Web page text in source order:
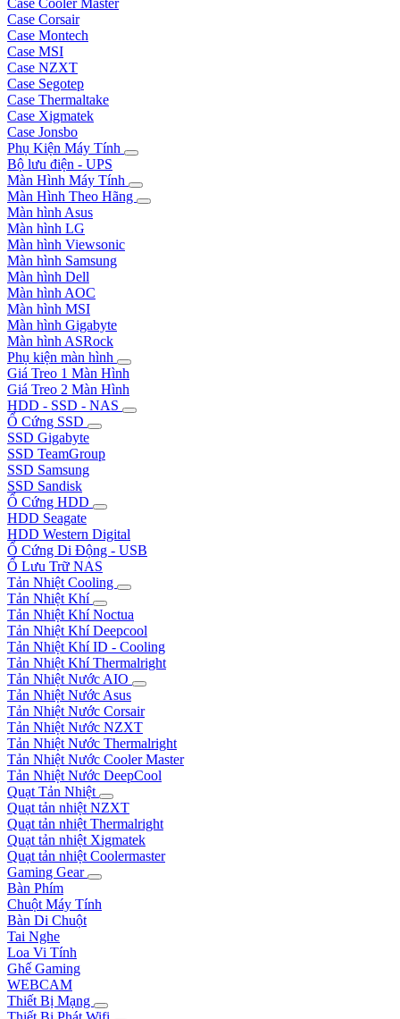
Case Corsair
Case Montech
Case MSI
Case NZXT
Case Segotep
Case Thermaltake
Case Xigmatek
Case Jonsbo
Phụ Kiện Máy Tính
Bộ lưu điện - UPS
Màn Hình Máy Tính
Màn Hình Theo Hãng
Màn hình Asus
Màn hình LG
Màn hình Viewsonic
Màn hình Samsung
Màn hình Dell
Màn hình AOC
Màn hình MSI
Màn hình Gigabyte
Màn hình ASRock
Phụ kiện màn hình
Giá Treo 1 Màn Hình
Giá Treo 2 Màn Hình
HDD - SSD - NAS
Ổ Cứng SSD
SSD Gigabyte
SSD TeamGroup
SSD Samsung
SSD Sandisk
Ổ Cứng HDD
HDD Seagate
HDD Western Digital
Ổ Cứng Di Động - USB
Ổ Lưu Trữ NAS
Tản Nhiệt Cooling
Tản Nhiệt Khí
Tản Nhiệt Khí Noctua
Tản Nhiệt Khí Deepcool
Tản Nhiệt Khí ID - Cooling
Tản Nhiệt Khí Thermalright
Tản Nhiệt Nước AIO
Tản Nhiệt Nước Asus
Tản Nhiệt Nước Corsair
Tản Nhiệt Nước NZXT
Tản Nhiệt Nước Thermalright
Tản Nhiệt Nước Cooler Master
Tản Nhiệt Nước DeepCool
Quạt Tản Nhiệt
Quạt tản nhiệt NZXT
Quạt tản nhiệt Thermalright
Quạt tản nhiệt Xigmatek
Quạt tản nhiệt Coolermaster
Gaming Gear
Bàn Phím
Chuột Máy Tính
Bàn Di Chuột
Tai Nghe
Loa Vi Tính
Ghế Gaming
WEBCAM
Thiết Bị Mạng